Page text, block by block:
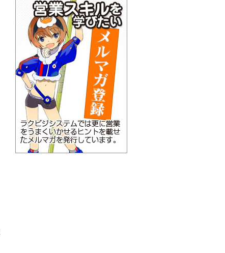
2013-10-09
≪ ラ ク ビ ジ 新 着 発 注 情 報 ≫
2013-08-21
≪ ラ ク ビ ジ 新 着 発 注 情 報 ≫
2013-06-11
≪ ラ ク ビ ジ 新 着 発 注 情 報 ≫
2013-05-29
≪ ラ ク ビ ジ 新 着 発 注 情 報 ≫
2013-05-28
≪ ラ ク ビ ジ 新 着 発 注 情 報 ≫②
2013-05-28
≪ ラ ク ビ ジ 新 着 発 注 情 報 ≫
2013-05-27
≪ ラ ク ビ ジ 新 着 発 注 情 報 ≫
2013-05-22
≪ ラ ク ビ ジ 新 着 発 注 情 報 ≫
2013-05-21